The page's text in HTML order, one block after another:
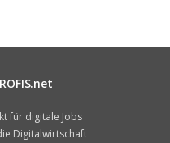
für digitale Jobs
Digitalwirtschaft